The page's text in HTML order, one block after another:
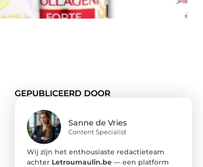
GEPUBLICEERD DOOR
Sanne de Vries
Content Specialist
Wij zijn het enthousiaste redactieteam
achter Letroumaulin.be — een platform